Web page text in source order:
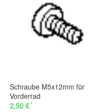
Schraube M5x12mm für
Vorderrad
2,50 €*